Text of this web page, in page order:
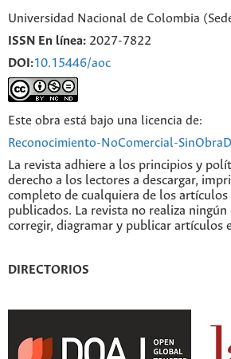
Universidad Nacional de Colombia
ISSN En línea: 2027-7822
DOI:10.15446/aoc
Este obra está bajo una licencia de:
Reconocimiento-NoComercial-
La revista adhiere a los principios y
derecho a los lectores a descargar,
completo de cualquiera de los
publicados. La revista no realiza
corregir, diagramar y publicar artículos
DIRECTORIOS